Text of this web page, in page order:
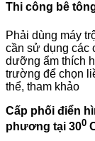
Thi công bê
Phải dùng máy
cần sử dụng các
dưỡng ẩm thích
trường để chọn
thể, tham khảo
Cấp phối điển
phương tại 300